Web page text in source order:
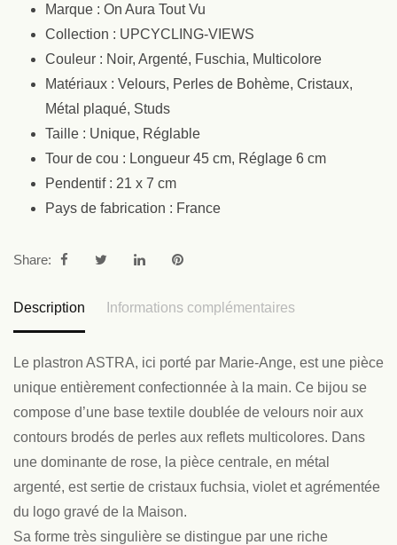
Marque : On Aura Tout Vu
Collection : UPCYCLING-VIEWS
Couleur : Noir, Argenté, Fuschia, Multicolore
Matériaux : Velours, Perles de Bohème, Cristaux,
Métal plaqué, Studs
Taille : Unique, Réglable
Tour de cou : Longueur 45 cm, Réglage 6 cm
Pendentif : 21 x 7 cm
Pays de fabrication : France
Share:
Description Informations complémentaires
Le plastron ASTRA, ici porté par Marie-Ange, est une pièce
unique entièrement confectionnée à la main. Ce bijou se
compose d’une base textile doublée de velours noir aux
contours brodés de perles aux reflets multicolores. Dans
une dominante de rose, la pièce centrale, en métal
argenté, est sertie de cristaux fuchsia, violet et agrémentée
du logo gravé de la Maison.
Sa forme très singulière se distingue par une riche